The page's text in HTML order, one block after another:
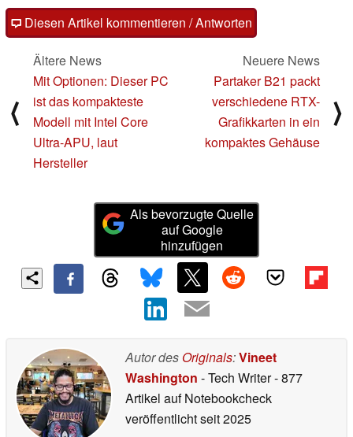
Diesen Artikel kommentieren / Antworten
⟨
Ältere News
Mit Optionen: Dieser PC
ist das kompakteste
Modell mit Intel Core
Ultra-APU, laut
Hersteller
Neuere News
Partaker B21 packt
verschiedene RTX-
Grafikkarten in ein
kompaktes Gehäuse
⟩
Als bevorzugte Quelle
auf Google
hinzufügen
Autor des Originals:Vineet
Washington - Tech Writer- 877
Artikel auf Notebookcheck
veröffentlichtseit 2025